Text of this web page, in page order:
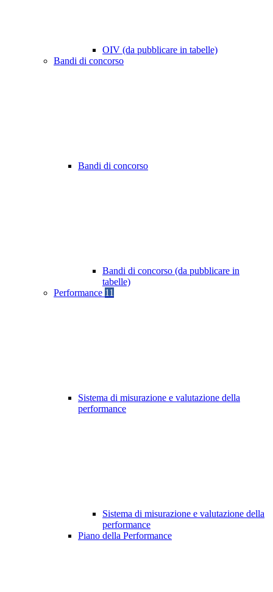
OIV (da pubblicare in tabelle)
Bandi di concorso
Bandi di concorso
Bandi di concorso (da pubblicare in
tabelle)
Performance 11
Sistema di misurazione e valutazione della
performance
Sistema di misurazione e valutazione della
performance
Piano della Performance